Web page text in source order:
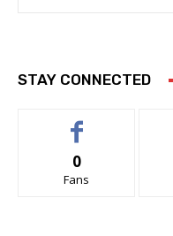
STAY CONNECTED
0
Fans